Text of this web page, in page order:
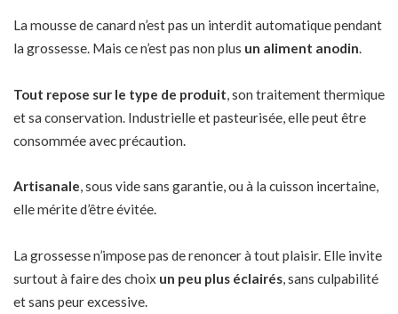
La mousse de canard n’est pas un interdit automatique pendant
la grossesse. Mais ce n’est pas non plus un aliment anodin.
Tout repose sur le type de produit, son traitement thermique
et sa conservation. Industrielle et pasteurisée, elle peut être
consommée avec précaution.
Artisanale, sous vide sans garantie, ou à la cuisson incertaine,
elle mérite d’être évitée.
La grossesse n’impose pas de renoncer à tout plaisir. Elle invite
surtout à faire des choix un peu plus éclairés, sans culpabilité
et sans peur excessive.